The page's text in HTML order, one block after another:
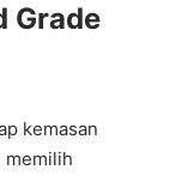
Grade
kemasan
memilih